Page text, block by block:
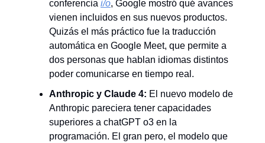
conferencia i/o, Google mostró qué avances
vienen incluidos en sus nuevos productos.
Quizás el más práctico fue la traducción
automática en Google Meet, que permite a
dos personas que hablan idiomas distintos
poder comunicarse en tiempo real.
Anthropic y Claude 4: El nuevo modelo de
Anthropic pareciera tener capacidades
superiores a chatGPT o3 en la
programación. El gran pero, el modelo que